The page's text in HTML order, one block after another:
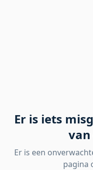
Er is iets
van
Er is een
pagina